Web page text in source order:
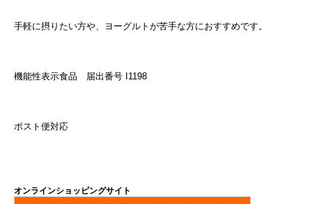
手軽に摂りたい方や、ヨーグルトが苦手な方におすすめです。
機能性表示食品 届出番号 I1198
ポスト便対応
オンラインショッピングサイト